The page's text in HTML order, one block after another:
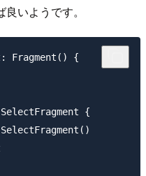
いようです。
Fragment() {
{